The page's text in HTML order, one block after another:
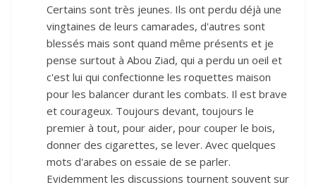
Certains sont très jeunes. Ils ont perdu déjà une
vingtaines de leurs camarades, d'autres sont
blessés mais sont quand même présents et je
pense surtout à Abou Ziad, qui a perdu un oeil et
c'est lui qui confectionne les roquettes maison
pour les balancer durant les combats. Il est brave
et courageux. Toujours devant, toujours le
premier à tout, pour aider, pour couper le bois,
donner des cigarettes, se lever. Avec quelques
mots d'arabes on essaie de se parler.
Evidemment les discussions tournent souvent sur